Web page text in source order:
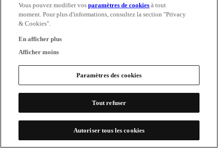
Vous pouvez modifier vosparamètres de cookies à tout
moment. Pour plus d'informations, consultez la section "Privacy
& Cookies".
En afficher plus
Afficher moins
Paramètres des cookies
Tout refuser
Autoriser tous les cookies